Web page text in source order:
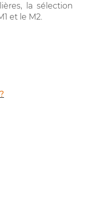
la sélection
et le M2.